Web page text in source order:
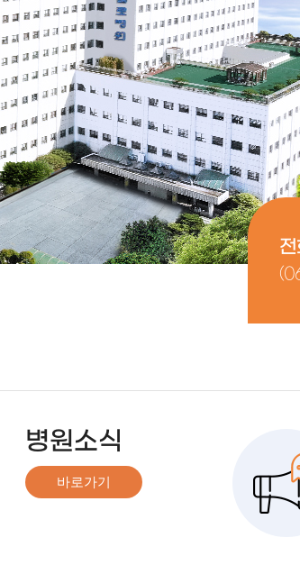
병원소식
바로가기